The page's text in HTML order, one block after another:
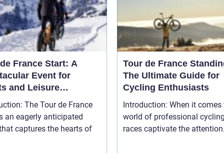
France Start: A
Event for
and Leisure
The Tour de France
an eagerly anticipated
captures the hearts of
Tour de France
The Ultimate Guide for
Cycling Enthusiasts
Introduction: When it comes to the
world of professional
races captivate the